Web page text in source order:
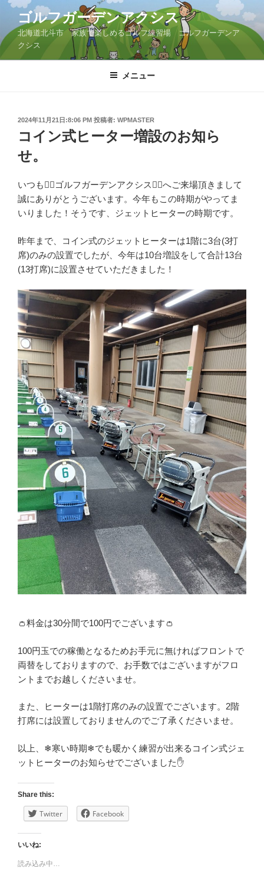
テ
ン
ツ
ゴルフガーデンアクシス
北海道北斗市 家族で楽しめるゴルフ練習場 ゴルフガーデンア
クシス
メニュー
投
日:
2024年11月21日:8:06 PM 投稿者: WPMASTER
コイン式ヒーター増設のお知ら
せ。
いつも🏌️‍♀️ゴルフガーデンアクシス🏌️‍♀️へご来場頂きまして
誠にありがとうございます。今年もこの時期がやってま
いりました！そうです、ジェットヒーターの時期です。
昨年まで、コイン式のジェットヒーターは1階に3台(3打
席)のみの設置でしたが、今年は10台増設をして合計13台
(13打席)に設置させていただきました！
👛料金は30分間で100円でございます👛
100円玉での稼働となるためお手元に無ければフロントで
両替をしておりますので、お手数ではございますがフロ
ントまでお越しくださいませ。
また、ヒーターは1階打席のみの設置でございます。2階
打席には設置しておりませんのでご了承くださいませ。
以上、❄寒い時期❄でも暖かく練習が出来るコイン式ジェ
ットヒーターのお知らせでございました✋
Share this:
Twitter Facebook
いいね:
読み込み中…